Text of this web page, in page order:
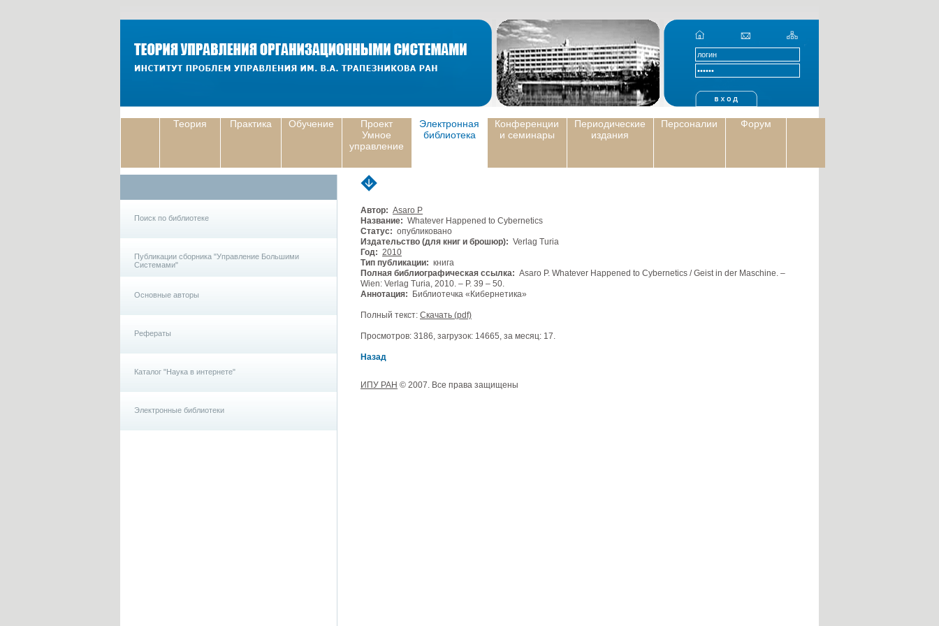
Теория Практика Обучение
Проект
Умное
управление
Электронная
библиотека
Конференции
и семинары
Периодические
издания
Персоналии Форум
Поиск по библиотеке
Публикации сборника "Управление Большими
Системами"
Основные авторы
Рефераты
Каталог "Наука в интернете"
Электронные библиотеки
Автор: Asaro P
Название: Whatever Happened to Cybernetics
Статус: опубликовано
Издательство (для книг и брошюр): Verlag Turia
Год: 2010
Тип публикации: книга
Полная библиографическая ссылка: Asaro P. Whatever Happened to Cybernetics / Geist in der Maschine. –
Wien: Verlag Turia, 2010. – P. 39 – 50.
Аннотация: Библиотечка «Кибернетика»
Полный текст: Скачать (pdf)
Просмотров: 3186, загрузок: 14665, за месяц: 17.
Назад
ИПУ РАН © 2007. Все права защищены